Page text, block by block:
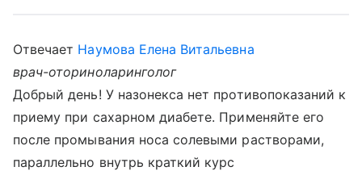
Отвечает Наумова Елена Витальевна
врач-оториноларинголог
Добрый день! У назонекса нет противопоказаний к
приему при сахарном диабете. Применяйте его
после промывания носа солевыми растворами,
параллельно внутрь краткий курс